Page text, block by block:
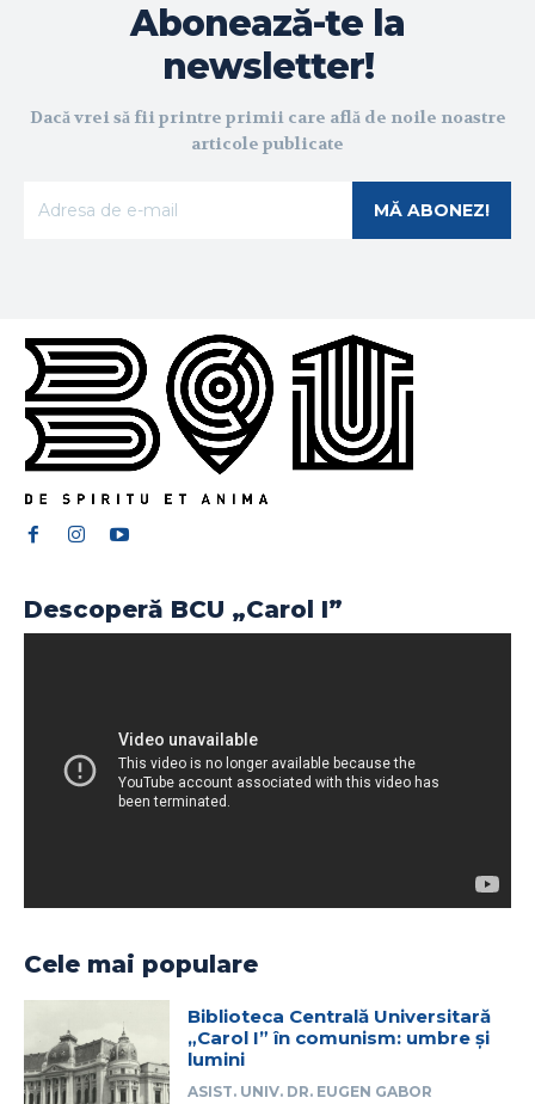
Abonează-te la
newsletter!
Dacă vrei să fii printre primii care află de noile noastre
articole publicate
MĂ ABONEZ!
Descoperă BCU „Carol I”
Cele mai populare
Biblioteca Centrală Universitară
„Carol I” în comunism: umbre și
lumini
ASIST. UNIV. DR. EUGEN GABOR